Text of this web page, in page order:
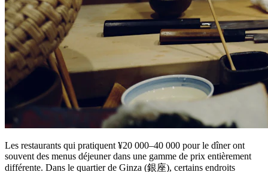
Les restaurants qui pratiquent ¥20 000–40 000 pour le dîner ont
souvent des menus déjeuner dans une gamme de prix entièrement
différente. Dans le quartier de Ginza (銀座), certains endroits